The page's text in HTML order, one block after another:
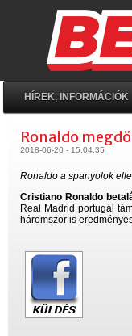
HÍREK, INFORMÁCIÓK
Ronaldo
2018-06-20 - 15:04:35
Ronaldo a spanyolok
Cristiano Ronaldo
Real Madrid portugál
háromszor is